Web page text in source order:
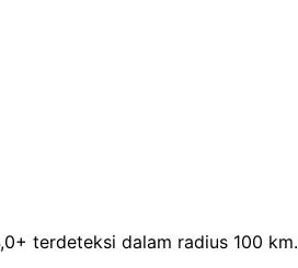
terdeteksi dalam radius 100 km.